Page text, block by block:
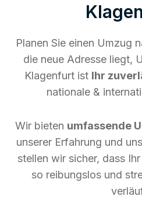
Planen Sie einen Umzug
die neue Adresse liegt,
Klagenfurt ist Ihr
nationale &
Wir bieten umfassende
unserer Erfahrung und
stellen wir sicher, dass
so reibungslos und